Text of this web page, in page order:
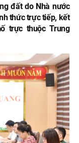
đất do Nhà nước
thức trực tiếp, kết
trực thuộc Trung